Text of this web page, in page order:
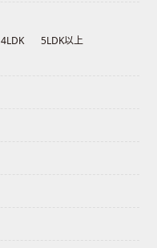
4LDK 5LDK以上